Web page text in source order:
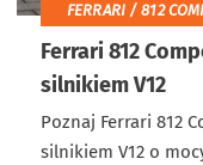
FERRARI / 812
Ferrari 812
silnikiem V12
Poznaj Ferrari 812
silnikiem V12 o